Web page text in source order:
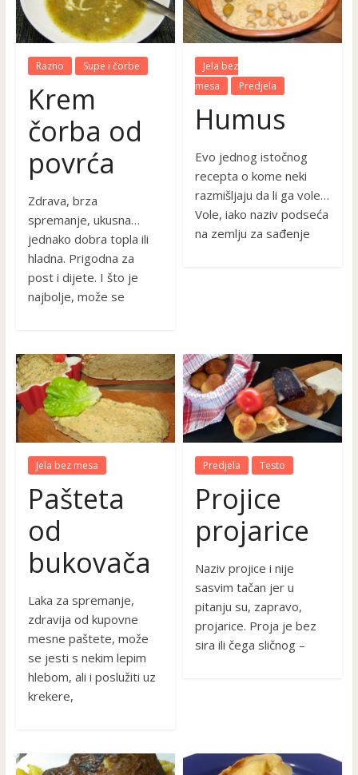
Razno Supe i čorbe
Krem
čorba od
povrća
Zdrava, brza
spremanje, ukusna…
jednako dobra topla ili
hladna. Prigodna za
post i dijete. I što je
najbolje, može se
Jela bez
mesa
Predjela
Humus
Evo jednog istočnog
recepta o kome neki
razmišljaju da li ga vole…
Vole, iako naziv podseća
na zemlju za sađenje
Jela bez mesa
Pašteta
od
bukovača
Laka za spremanje,
zdravija od kupovne
mesne paštete, može
se jesti s nekim lepim
hlebom, ali i poslužiti uz
krekere,
Predjela Testo
Projice
projarice
Naziv projice i nije
sasvim tačan jer u
pitanju su, zapravo,
projarice. Proja je bez
sira ili čega sličnog –